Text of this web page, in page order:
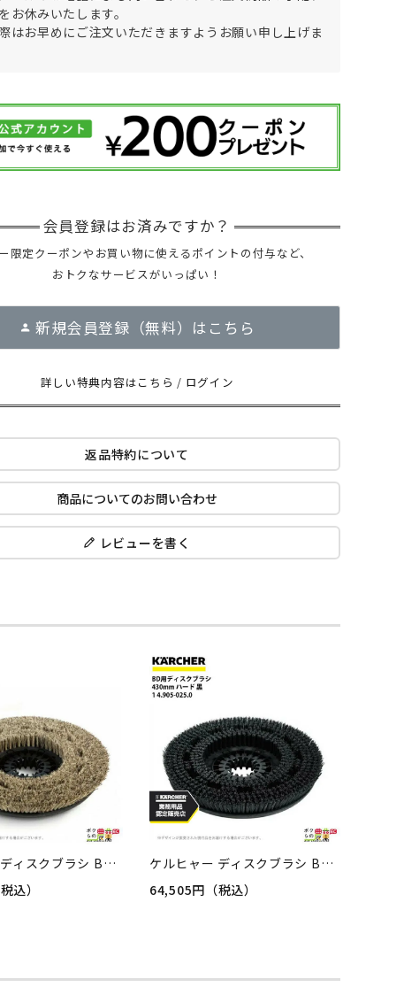
お休みいたします。
はお早めにご注文いただきますようお願い申し上げま
限定クーポンやお買い物に使えるポイントの付与など、
おトクなサービスがいっぱい！
新規会員登録（無料）はこちら
詳しい特典内容はこちら / ログイン
返品特約について
商品についてのお問い合わせ
レビューを書く
ケルヒャー ディスクブラシ BR用 4.905-023.0 床洗浄機用 430mm ソフト 自然毛 洗浄機 アクセサリ 床洗浄機 KAERCHER
込）
ケルヒャー ディスクブラシ BR用 4.905-025.0 床洗浄機用 430mm ハード 黒 洗浄機 アクセサリ 床洗浄機 KAERCHER
64,505円（税込）